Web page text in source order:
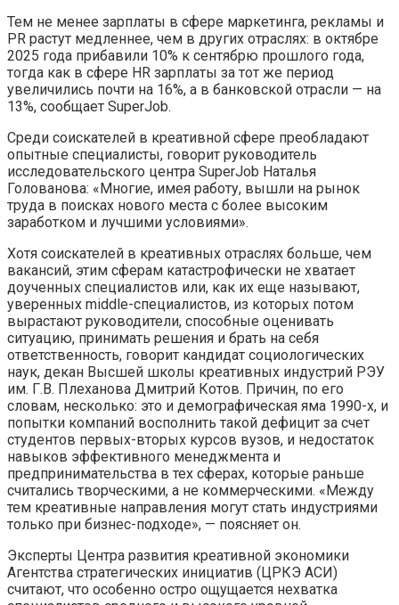
Тем не менее зарплаты в сфере маркетинга, рекламы и
PR растут медленнее, чем в других отраслях: в октябре
2025 года прибавили 10% к сентябрю прошлого года,
тогда как в сфере HR зарплаты за тот же период
увеличились почти на 16%, а в банковской отрасли — на
13%, сообщает SuperJob.
Среди соискателей в креативной сфере преобладают
опытные специалисты, говорит руководитель
исследовательского центра SuperJob Наталья
Голованова: «Многие, имея работу, вышли на рынок
труда в поисках нового места с более высоким
заработком и лучшими условиями».
Хотя соискателей в креативных отраслях больше, чем
вакансий, этим сферам катастрофически не хватает
доученных специалистов или, как их еще называют,
уверенных middle-специалистов, из которых потом
вырастают руководители, способные оценивать
ситуацию, принимать решения и брать на себя
ответственность, говорит кандидат социологических
наук, декан Высшей школы креативных индустрий РЭУ
им. Г.В. Плеханова Дмитрий Котов. Причин, по его
словам, несколько: это и демографическая яма 1990-х, и
попытки компаний восполнить такой дефицит за счет
студентов первых-вторых курсов вузов, и недостаток
навыков эффективного менеджмента и
предпринимательства в тех сферах, которые раньше
считались творческими, а не коммерческими. «Между
тем креативные направления могут стать индустриями
только при бизнес-подходе», — поясняет он.
Эксперты Центра развития креативной экономики
Агентства стратегических инициатив (ЦРКЭ АСИ)
считают, что особенно остро ощущается нехватка